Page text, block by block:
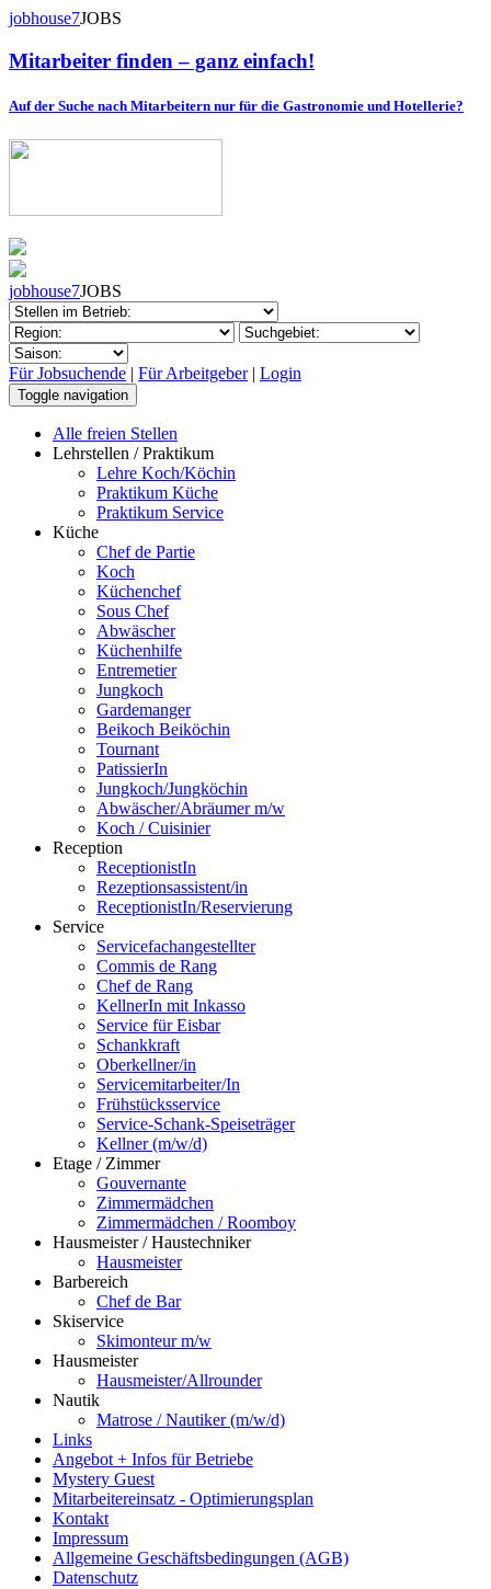
jobhouse7JOBS
Mitarbeiter finden – ganz einfach!
Auf der Suche nach Mitarbeitern nur für die Gastronomie und Hotellerie?
jobhouse7JOBS
Für Jobsuchende | Für Arbeitgeber| Login
Toggle navigation
Alle freien Stellen
Lehrstellen / Praktikum
Lehre Koch/Köchin
Praktikum Küche
Praktikum Service
Küche
Chef de Partie
Koch
Küchenchef
Sous Chef
Abwäscher
Küchenhilfe
Entremetier
Jungkoch
Gardemanger
Beikoch Beiköchin
Tournant
PatissierIn
Jungkoch/Jungköchin
Abwäscher/Abräumer m/w
Koch / Cuisinier
Reception
ReceptionistIn
Rezeptionsassistent/in
ReceptionistIn/Reservierung
Service
Servicefachangestellter
Commis de Rang
Chef de Rang
KellnerIn mit Inkasso
Service für Eisbar
Schankkraft
Oberkellner/in
Servicemitarbeiter/In
Frühstücksservice
Service-Schank-Speiseträger
Kellner (m/w/d)
Etage / Zimmer
Gouvernante
Zimmermädchen
Zimmermädchen / Roomboy
Hausmeister / Haustechniker
Hausmeister
Barbereich
Chef de Bar
Skiservice
Skimonteur m/w
Hausmeister
Hausmeister/Allrounder
Nautik
Matrose / Nautiker (m/w/d)
Links
Angebot + Infos für Betriebe
Mystery Guest
Mitarbeitereinsatz - Optimierungsplan
Kontakt
Impressum
Allgemeine Geschäftsbedingungen (AGB)
Datenschutz